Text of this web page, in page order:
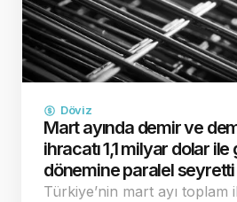
Döviz
Mart ayında demir ve
ihracatı 1,1 milyar dolar ile
dönemine paralel seyretti
Türkiye’nin mart ayı toplam